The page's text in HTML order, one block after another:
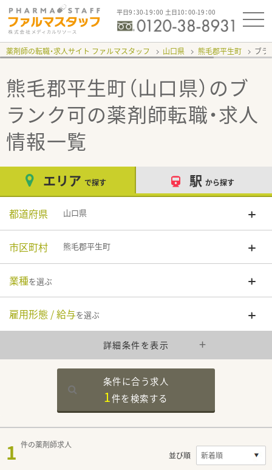
平日9：30-19：00 土日10：00-19：00
薬剤師の転職・求人サイト ファルマスタッフ 山口県 熊毛郡平生町 ブ
熊毛郡平生町（山口県）のブ
ランク可の薬剤師転職・求人
情報一覧
エリア で探す 駅 から探す
都道府県 山口県
市区町村 熊毛郡平生町
業種を選ぶ
雇用形態 / 給与を選ぶ
詳細条件を表示
条件に合う求人
1件を検索する
1 件の薬剤師求人
並び順